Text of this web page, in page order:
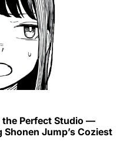
the Perfect Studio —
Jump’s Coziest